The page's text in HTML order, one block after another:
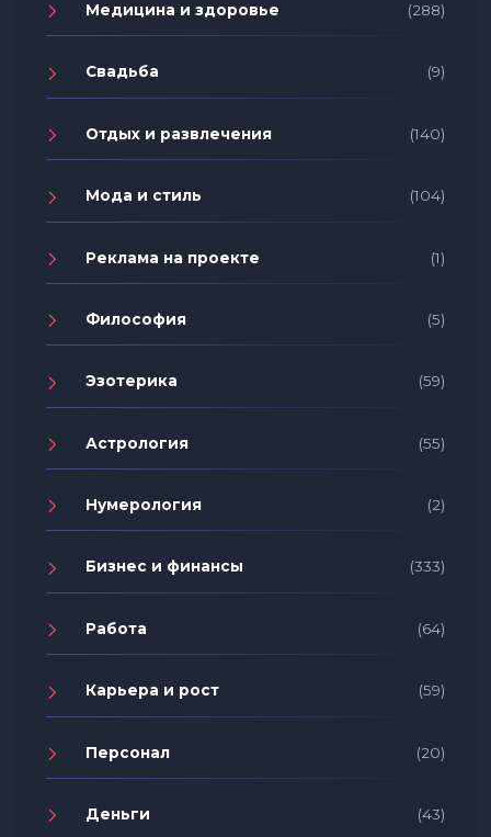
Медицина и здоровье (288)
Свадьба (9)
Отдых и развлечения (140)
Мода и стиль (104)
Реклама на проекте (1)
Философия (5)
Эзотерика (59)
Астрология (55)
Нумерология (2)
Бизнес и финансы (333)
Работа (64)
Карьера и рост (59)
Персонал (20)
Деньги (43)